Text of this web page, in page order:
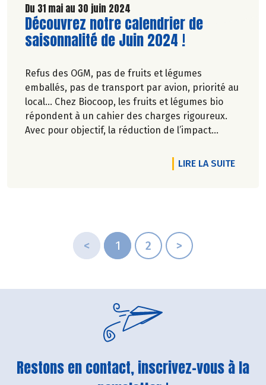
Du 31 mai au 30 juin 2024
Lire la suite de l'article
Découvrez notre calendrier de
saisonnalité de Juin 2024 !
Refus des OGM, pas de fruits et légumes
emballés, pas de transport par avion, priorité au
local… Chez Biocoop, les fruits et légumes bio
répondent à un cahier des charges rigoureux.
Avec pour objectif, la réduction de l’impact
l’environnement. Parce que manger des produits
de qualité rime avec respect de la saisonnalité,
LIRE LA SUITEDE
< 1 2 >
Restons en contact, inscrivez-vous à la